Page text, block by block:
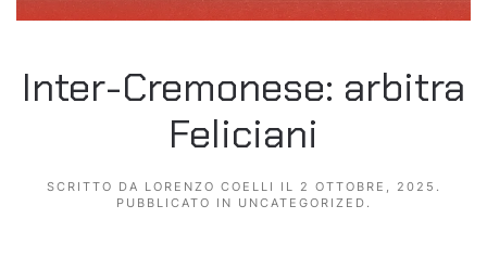
Inter-Cremonese: arbitra
Feliciani
SCRITTO DA LORENZO COELLI IL 2 OTTOBRE, 2025 .
PUBBLICATO IN UNCATEGORIZED .